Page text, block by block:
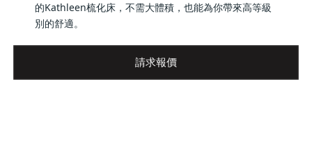
的Kathleen梳化床，不需大體積，也能為你帶來高等級
別的舒適。